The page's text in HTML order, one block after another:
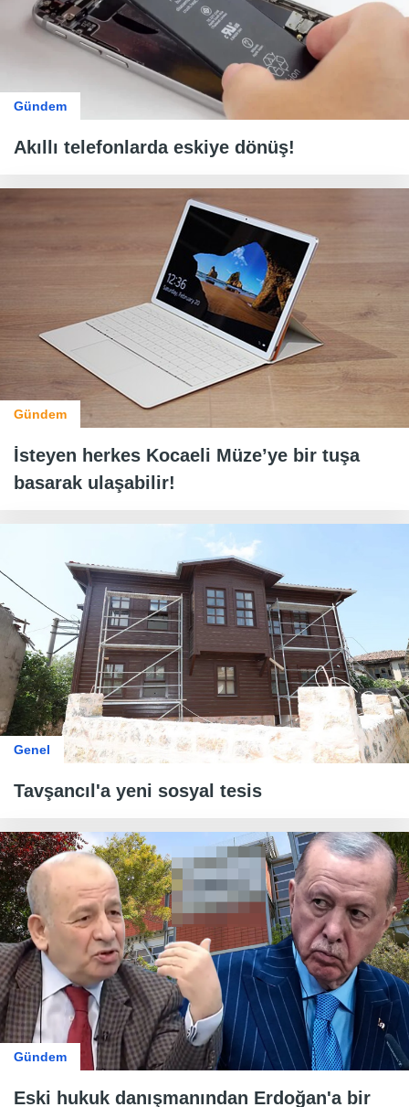
Gündem
Akıllı telefonlarda eskiye dönüş!
Gündem
İsteyen herkes Kocaeli Müze’ye bir tuşa
basarak ulaşabilir!
Genel
Tavşancıl'a yeni sosyal tesis
Gündem
Eski hukuk danışmanından Erdoğan'a bir